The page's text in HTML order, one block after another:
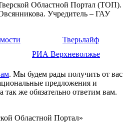
Областной Портал (ТОП).
Учредитель – ГАУ
Тверьлайф
РИА Верхневолжье
. Мы будем рады получить от вас
предложения и
так же обязательно ответим вам.
Областной Портал»